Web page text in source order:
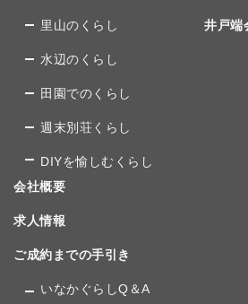
里山のくらし
水辺のくらし
田園でのくらし
週末別荘くらし
DIYを愉しむくらし
井戸端
会社概要
求人情報
ご成約までの手引き
いなかぐらしQ＆A